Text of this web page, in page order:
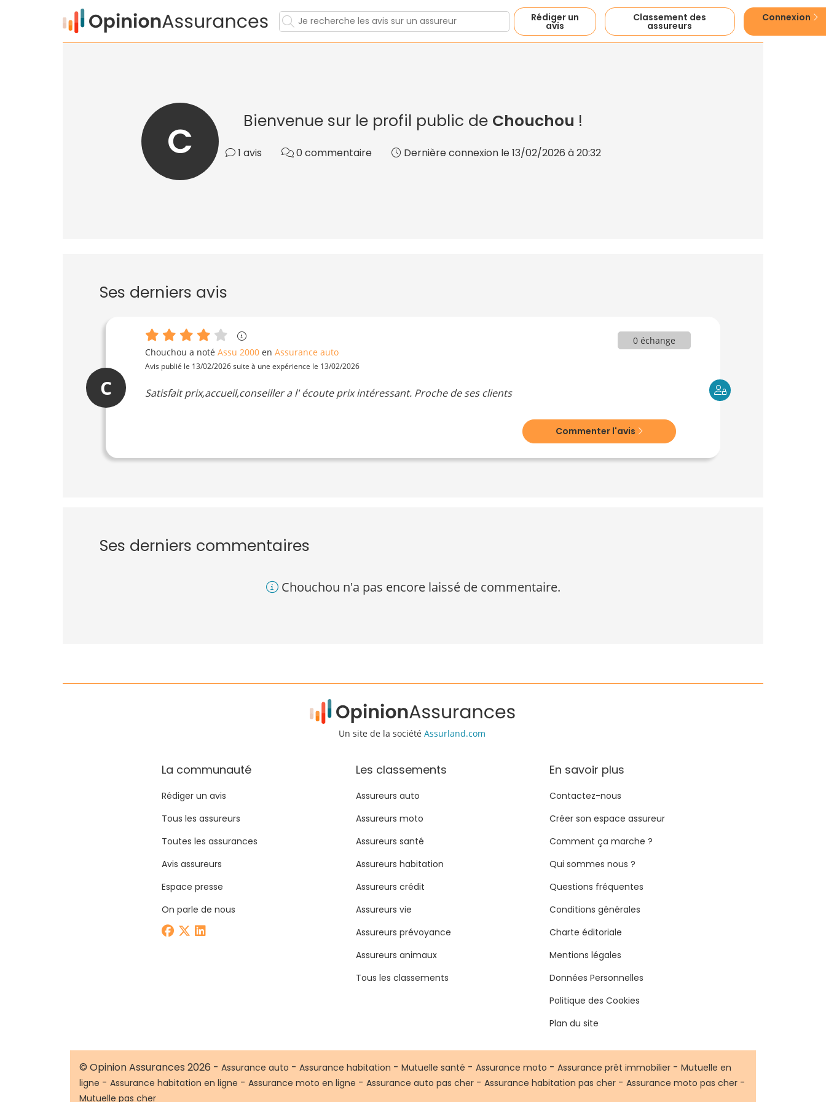
Rédiger un
avis
Classement des
assureurs
Connexion
C Bienvenue sur le profil public de Chouchou !
1 avis 0 commentaire Dernière connexion le 13/02/2026 à 20:32
Ses derniers avis
C
Chouchou a noté Assu 2000 en Assurance auto
Avis publié le 13/02/2026 suite à une expérience le 13/02/2026
0 échange
Satisfait prix,accueil,conseiller a l' écoute prix intéressant. Proche de ses clients
Commenter l'avis
Ses derniers commentaires
Chouchou n'a pas encore laissé de commentaire.
Un site de la société Assurland.com
La communauté
Rédiger un avis
Tous les assureurs
Toutes les assurances
Avis assureurs
Espace presse
On parle de nous
Les classements
Assureurs auto
Assureurs moto
Assureurs santé
Assureurs habitation
Assureurs crédit
Assureurs vie
Assureurs prévoyance
Assureurs animaux
Tous les classements
En savoir plus
Contactez-nous
Créer son espace assureur
Comment ça marche ?
Qui sommes nous ?
Questions fréquentes
Conditions générales
Charte éditoriale
Mentions légales
Données Personnelles
Politique des Cookies
Plan du site
© Opinion Assurances 2026 - Assurance auto - Assurance habitation - Mutuelle santé - Assurance moto - Assurance prêt immobilier - Mutuelle en
ligne - Assurance habitation en ligne - Assurance moto en ligne - Assurance auto pas cher - Assurance habitation pas cher - Assurance moto pas cher -
Mutuelle pas cher